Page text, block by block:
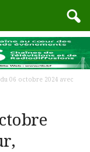
06 octobre 2024 avec